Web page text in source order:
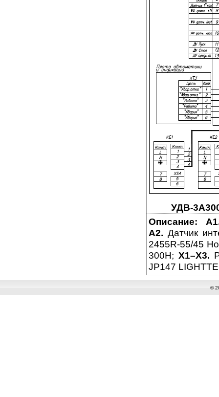
УДВ-
Описание:
A2. Датчик
2455R-55/45
300Н;X1–X3.
JP147
©